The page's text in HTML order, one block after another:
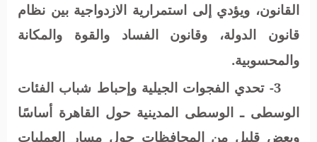
القانون، ويؤدي إلى استمرارية الازدواجية بين نظام
قانون الدولة، وقانون الفساد والقوة والمكانة
والمحسوبية.
3- تحدي الفجوات الجيلية وإحباط شباب الفئات
الوسطى ـ الوسطى المدينية حول القاهرة أساسًا
وبعض قليل من المحافظات حول مسار العمليات